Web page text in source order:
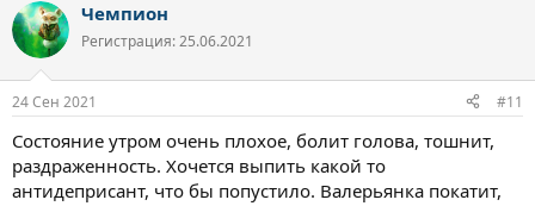
к
ц
и
Чемпион
Регистрация: 25.06.2021
24 Сен 2021 #11
Состояние утром очень плохое, болит голова, тошнит,
раздраженность. Хочется выпить какой то
антидеприсант, что бы попустило. Валерьянка покатит,